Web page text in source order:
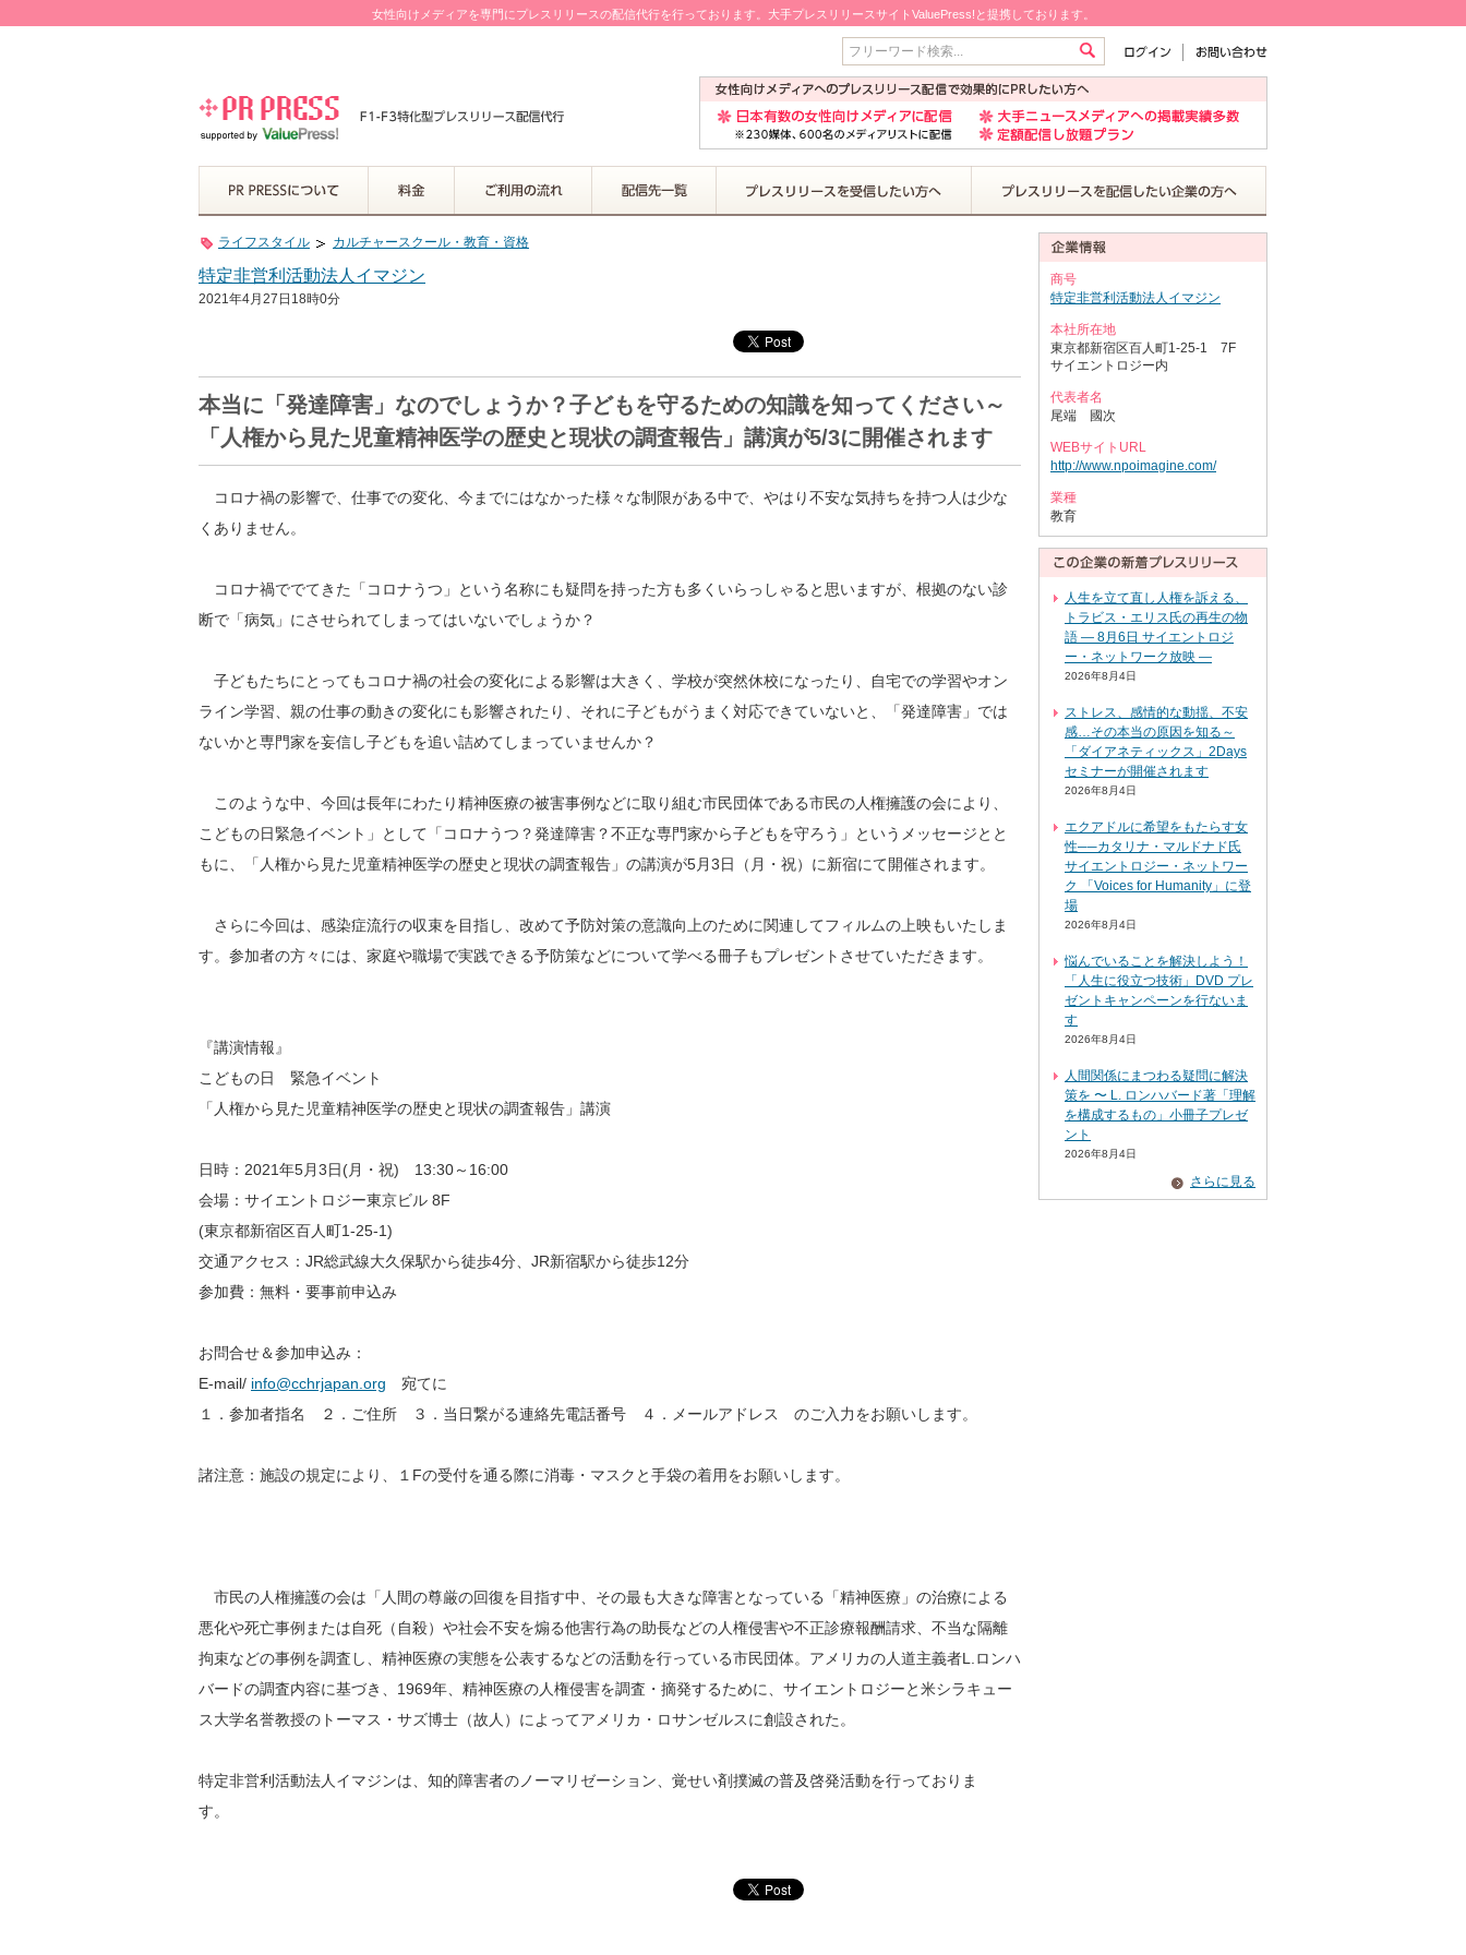
女性向けメディアを専門にプレスリリースの配信代行を行っております。大手プレスリリースサイトValuePress!と提携しております。
フリーワード検索...
ライフスタイル カルチャースクール・教育・資格
特定非営利活動法人イマジン
2021年4月27日18時0分
本当に「発達障害」なのでしょうか？子どもを守るための知識を知ってください～
「人権から見た児童精神医学の歴史と現状の調査報告」講演が5/3に開催されます
コロナ禍の影響で、仕事での変化、今までにはなかった様々な制限がある中で、やはり不安な気持ちを持つ人は少な
くありません。
コロナ禍ででてきた「コロナうつ」という名称にも疑問を持った方も多くいらっしゃると思いますが、根拠のない診
断で「病気」にさせられてしまってはいないでしょうか？
子どもたちにとってもコロナ禍の社会の変化による影響は大きく、学校が突然休校になったり、自宅での学習やオン
ライン学習、親の仕事の動きの変化にも影響されたり、それに子どもがうまく対応できていないと、「発達障害」では
ないかと専門家を妄信し子どもを追い詰めてしまっていませんか？
このような中、今回は長年にわたり精神医療の被害事例などに取り組む市民団体である市民の人権擁護の会により、
こどもの日緊急イベント」として「コロナうつ？発達障害？不正な専門家から子どもを守ろう」というメッセージとと
もに、「人権から見た児童精神医学の歴史と現状の調査報告」の講演が5月3日（月・祝）に新宿にて開催されます。
さらに今回は、感染症流行の収束を目指し、改めて予防対策の意識向上のために関連してフィルムの上映もいたしま
す。参加者の方々には、家庭や職場で実践できる予防策などについて学べる冊子もプレゼントさせていただきます。
『講演情報』
こどもの日 緊急イベント
「人権から見た児童精神医学の歴史と現状の調査報告」講演
日時：2021年5月3日(月・祝) 13:30～16:00
会場：サイエントロジー東京ビル 8F
(東京都新宿区百人町1-25-1)
交通アクセス：JR総武線大久保駅から徒歩4分、JR新宿駅から徒歩12分
参加費：無料・要事前申込み
お問合せ＆参加申込み：
E-mail/ info@cchrjapan.org 宛てに
１．参加者指名 ２．ご住所 ３．当日繋がる連絡先電話番号 ４．メールアドレス のご入力をお願いします。
諸注意：施設の規定により、１Fの受付を通る際に消毒・マスクと手袋の着用をお願いします。
市民の人権擁護の会は「人間の尊厳の回復を目指す中、その最も大きな障害となっている「精神医療」の治療による
悪化や死亡事例または自死（自殺）や社会不安を煽る他害行為の助長などの人権侵害や不正診療報酬請求、不当な隔離
拘束などの事例を調査し、精神医療の実態を公表するなどの活動を行っている市民団体。アメリカの人道主義者L.ロンハ
バードの調査内容に基づき、1969年、精神医療の人権侵害を調査・摘発するために、サイエントロジーと米シラキュー
ス大学名誉教授のトーマス・サズ博士（故人）によってアメリカ・ロサンゼルスに創設された。
特定非営利活動法人イマジンは、知的障害者のノーマリゼーション、覚せい剤撲滅の普及啓発活動を行っておりま
す。
商号
特定非営利活動法人イマジン
本社所在地
東京都新宿区百人町1-25-1 7F
サイエントロジー内
代表者名
尾端 國次
WEBサイトURL
http://www.npoimagine.com/
業種
教育
人生を立て直し人権を訴える、
トラビス・エリス氏の再生の物
語 ― 8月6日 サイエントロジ
ー・ネットワーク放映 ―
2026年8月4日
ストレス、感情的な動揺、不安
感…その本当の原因を知る～
「ダイアネティックス」2Days
セミナーが開催されます
2026年8月4日
エクアドルに希望をもたらす女
性──カタリナ・マルドナド氏
サイエントロジー・ネットワー
ク 「Voices for Humanity」に登
場
2026年8月4日
悩んでいることを解決しよう！
「人生に役立つ技術」DVD プレ
ゼントキャンペーンを行ないま
す
2026年8月4日
人間関係にまつわる疑問に解決
策を 〜 L. ロンハバード著「理解
を構成するもの」小冊子プレゼ
ント
2026年8月4日
さらに見る